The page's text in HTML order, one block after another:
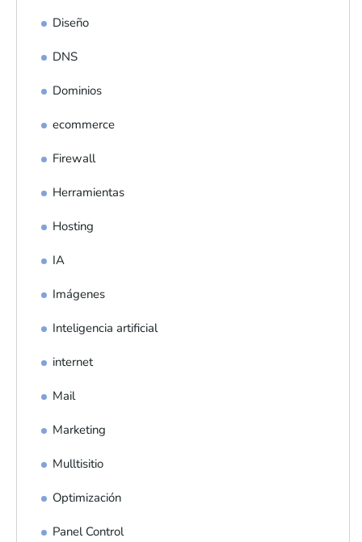
Diseño
DNS
Dominios
ecommerce
Firewall
Herramientas
Hosting
IA
Imágenes
Inteligencia artificial
internet
Mail
Marketing
Mulltisitio
Optimización
Panel Control